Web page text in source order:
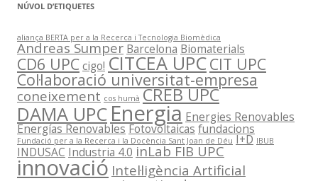
NÚVOL D’ETIQUETES
aliança BERTA per a la Recerca i Tecnologia Biomèdica
Andreas Sumper Barcelona Biomaterials
CD6 UPCcigo! CITCEA UPCCIT UPC
Col·laboració universitat-empresa
coneixement cos humà CREB UPC
DAMA UPC Energia Energies Renovables
Energías RenovablesFotovoltaicas fundacions
Fundació per a la Recerca i la Docència Sant Joan de Déu I+D IBUB
INDUSAC Industria 4.0 inLab FIB UPC
innovació Intel·ligència Artificial